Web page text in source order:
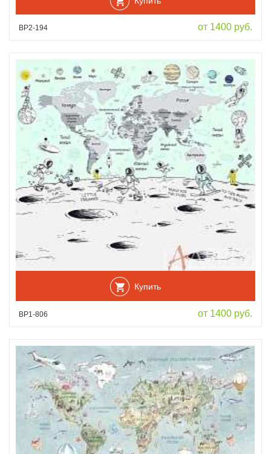
ВР2-194 от 1400 руб.
Купить
ВР1-806 от 1400 руб.